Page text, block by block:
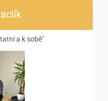
a k sobě"